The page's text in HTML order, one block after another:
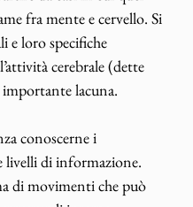
fra mente e cervello. Si
e loro specifiche
cerebrale (dette
importante lacuna.
conoscerne i
livelli di informazione.
di movimenti che può